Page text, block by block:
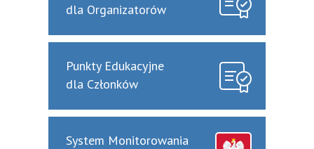
dla Organizatorów
Punkty Edukacyjne
dla Członków
System Monitorowania